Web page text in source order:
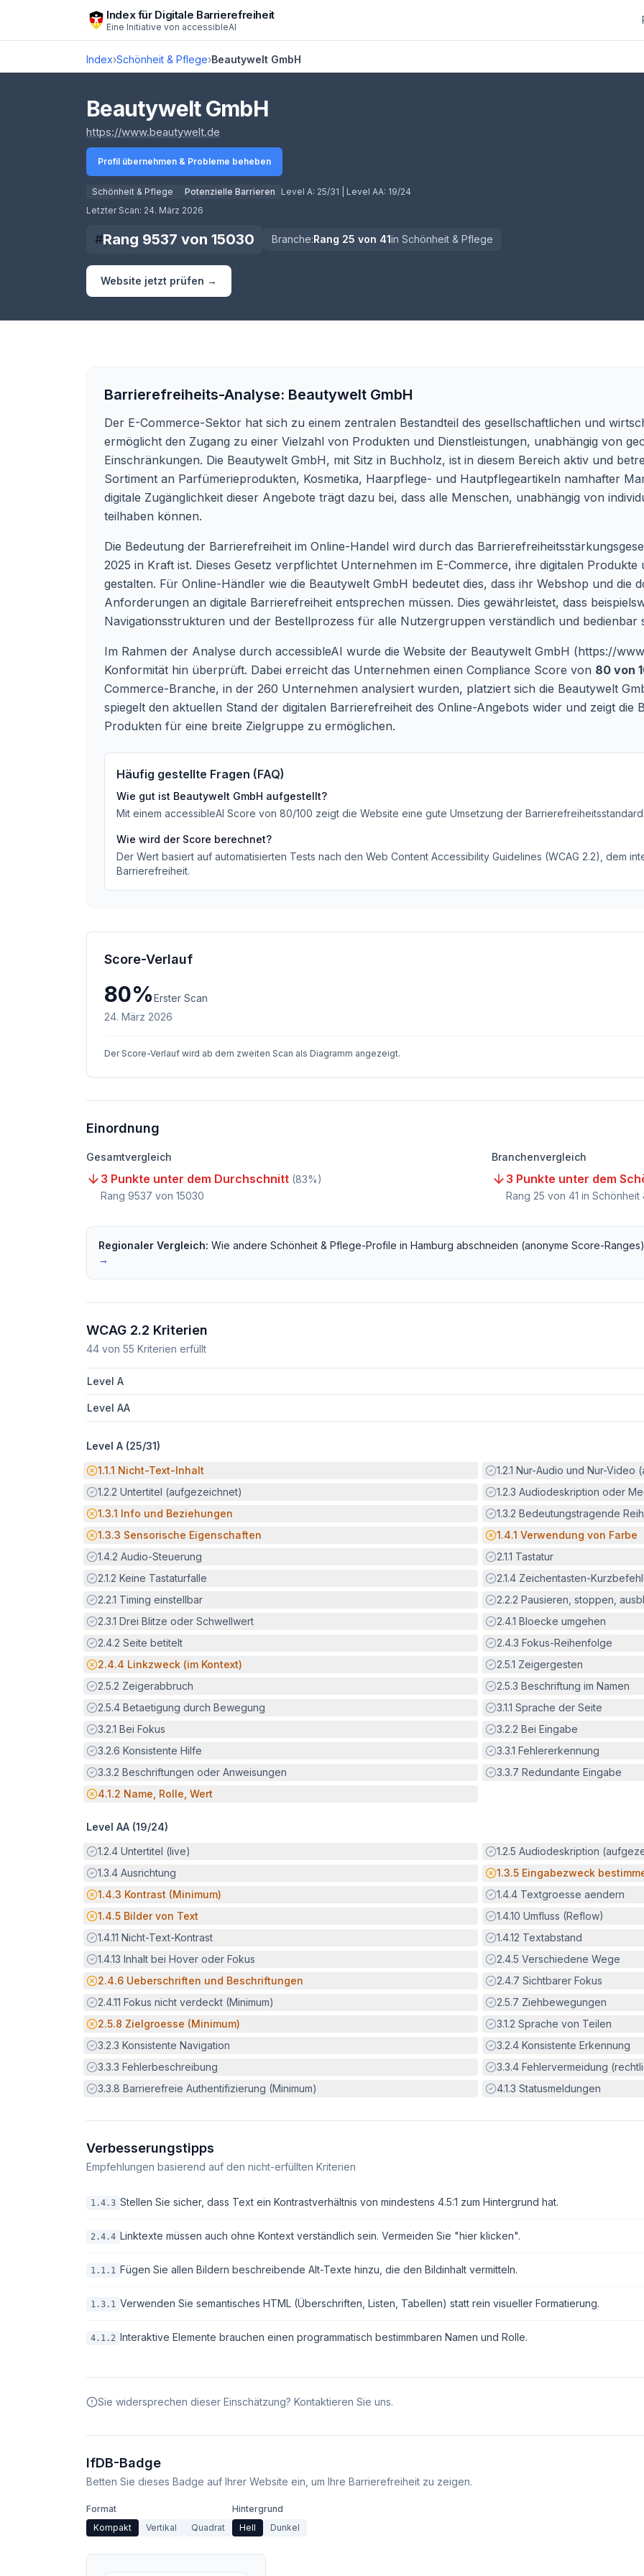
Zum Hauptinhalt springenIndex für Digitale Barrierefreiheit
Eine Initiative von accessibleAI
Index›Schönheit & Pflege›Beautywelt GmbH
Score lädt
Beautywelt GmbH
https://www.beautywelt.de
Profil übernehmen & Probleme beheben
Schönheit & Pflege Potenzielle Barrieren Level A: 25/31 | Level AA: 19/24
Letzter Scan: 24. März 2026
#Rang 9537 von 15030 Branche:Rang 25 von 41in Schönheit & Pflege
Website jetzt prüfen →
Barrierefreiheits-Analyse: Beautywelt GmbH
Der E-Commerce-Sektor hat sich zu einem zentralen Bestandteil des gesellschaftlichen und
ermöglicht den Zugang zu einer Vielzahl von Produkten und Dienstleistungen, unabhängig von
Einschränkungen. Die Beautywelt GmbH, mit Sitz in Buchholz, ist in diesem Bereich aktiv und
Sortiment an Parfümerieprodukten, Kosmetika, Haarpflege- und Hautpflegeartikeln namhafter
digitale Zugänglichkeit dieser Angebote trägt dazu bei, dass alle Menschen, unabhängig von
teilhaben können.
Die Bedeutung der Barrierefreiheit im Online-Handel wird durch das
2025 in Kraft ist. Dieses Gesetz verpflichtet Unternehmen im E-Commerce, ihre digitalen
gestalten. Für Online-Händler wie die Beautywelt GmbH bedeutet dies, dass ihr Webshop und die
Anforderungen an digitale Barrierefreiheit entsprechen müssen. Dies gewährleistet, dass
Navigationsstrukturen und der Bestellprozess für alle Nutzergruppen verständlich und bedienbar
Im Rahmen der Analyse durch accessibleAI wurde die Website der Beautywelt GmbH (https://
Konformität hin überprüft. Dabei erreicht das Unternehmen einen Compliance Score von 80 von
Commerce-Branche, in der 260 Unternehmen analysiert wurden, platziert sich die Beautywelt
spiegelt den aktuellen Stand der digitalen Barrierefreiheit des Online-Angebots wider und zeigt die
Produkten für eine breite Zielgruppe zu ermöglichen.
Häufig gestellte Fragen (FAQ)
Wie gut ist Beautywelt GmbH aufgestellt?
Mit einem accessibleAI Score von 80/100 zeigt die Website eine gute Umsetzung der
Wie wird der Score berechnet?
Der Wert basiert auf automatisierten Tests nach den Web Content Accessibility Guidelines (WCAG 2.2), dem
Barrierefreiheit.
Score-Verlauf
80%Erster Scan
24. März 2026
Der Score-Verlauf wird ab dem zweiten Scan als Diagramm angezeigt.
Einordnung
Gesamtvergleich
3 Punkte unter dem Durchschnitt (83%)
Rang 9537 von 15030
Branchenvergleich
3 Punkte unter dem
Rang 25 von 41 in Schönheit
Regionaler Vergleich: Wie andere Schönheit & Pflege-Profile in Hamburg abschneiden (anonyme Score-
→
WCAG 2.2 Kriterien
44 von 55 Kriterien erfüllt
Level A
Level AA
Level A (25/31)
Potenzielle Barriere:
1.1.1 Nicht-Text-Inhalt Erfüllt:
1.2.1 Nur-Audio und Nur-Video
Erfüllt:
1.2.2 Untertitel (aufgezeichnet) Erfüllt:
1.2.3 Audiodeskription oder
Potenzielle Barriere:
1.3.1 Info und Beziehungen Erfüllt:
1.3.2 Bedeutungstragende
Potenzielle Barriere:
1.3.3 Sensorische Eigenschaften Potenzielle Barriere:
1.4.1 Verwendung von Farbe
Erfüllt:
1.4.2 Audio-Steuerung Erfüllt:
2.1.1 Tastatur
Erfüllt:
2.1.2 Keine Tastaturfalle Erfüllt:
2.1.4 Zeichentasten-
Erfüllt:
2.2.1 Timing einstellbar Erfüllt:
2.2.2 Pausieren, stoppen,
Erfüllt:
2.3.1 Drei Blitze oder Schwellwert Erfüllt:
2.4.1 Bloecke umgehen
Erfüllt:
2.4.2 Seite betitelt Erfüllt:
2.4.3 Fokus-Reihenfolge
Potenzielle Barriere:
2.4.4 Linkzweck (im Kontext) Erfüllt:
2.5.1 Zeigergesten
Erfüllt:
2.5.2 Zeigerabbruch Erfüllt:
2.5.3 Beschriftung im Namen
Erfüllt:
2.5.4 Betaetigung durch Bewegung Erfüllt:
3.1.1 Sprache der Seite
Erfüllt:
3.2.1 Bei Fokus Erfüllt:
3.2.2 Bei Eingabe
Erfüllt:
3.2.6 Konsistente Hilfe Erfüllt:
3.3.1 Fehlererkennung
Erfüllt:
3.3.2 Beschriftungen oder Anweisungen Erfüllt:
3.3.7 Redundante Eingabe
Potenzielle Barriere:
4.1.2 Name, Rolle, Wert
Level AA (19/24)
Erfüllt:
1.2.4 Untertitel (live) Erfüllt:
1.2.5 Audiodeskription
Erfüllt:
1.3.4 Ausrichtung Potenzielle Barriere:
1.3.5 Eingabezweck
Potenzielle Barriere:
1.4.3 Kontrast (Minimum) Erfüllt:
1.4.4 Textgroesse aendern
Potenzielle Barriere:
1.4.5 Bilder von Text Erfüllt:
1.4.10 Umfluss (Reflow)
Erfüllt:
1.4.11 Nicht-Text-Kontrast Erfüllt:
1.4.12 Textabstand
Erfüllt:
1.4.13 Inhalt bei Hover oder Fokus Erfüllt:
2.4.5 Verschiedene Wege
Potenzielle Barriere:
2.4.6 Ueberschriften und Beschriftungen Erfüllt:
2.4.7 Sichtbarer Fokus
Erfüllt:
2.4.11 Fokus nicht verdeckt (Minimum) Erfüllt:
2.5.7 Ziehbewegungen
Potenzielle Barriere:
2.5.8 Zielgroesse (Minimum) Erfüllt:
3.1.2 Sprache von Teilen
Erfüllt:
3.2.3 Konsistente Navigation Erfüllt:
3.2.4 Konsistente Erkennung
Erfüllt:
3.3.3 Fehlerbeschreibung Erfüllt:
3.3.4 Fehlervermeidung
Erfüllt:
3.3.8 Barrierefreie Authentifizierung (Minimum) Erfüllt:
4.1.3 Statusmeldungen
Verbesserungstipps
Empfehlungen basierend auf den nicht-erfüllten Kriterien
1.4.3 Stellen Sie sicher, dass Text ein Kontrastverhältnis von mindestens 4.5:1 zum Hintergrund hat.
2.4.4 Linktexte müssen auch ohne Kontext verständlich sein. Vermeiden Sie "hier klicken".
1.1.1 Fügen Sie allen Bildern beschreibende Alt-Texte hinzu, die den Bildinhalt vermitteln.
1.3.1 Verwenden Sie semantisches HTML (Überschriften, Listen, Tabellen) statt rein visueller Formatierung.
4.1.2 Interaktive Elemente brauchen einen programmatisch bestimmbaren Namen und Rolle.
Sie widersprechen dieser Einschätzung? Kontaktieren Sie uns.
IfDB-Badge
Betten Sie dieses Badge auf Ihrer Website ein, um Ihre Barrierefreiheit zu zeigen.
Format
Kompakt
Vertikal Quadrat
Hintergrund
Hell
Dunkel